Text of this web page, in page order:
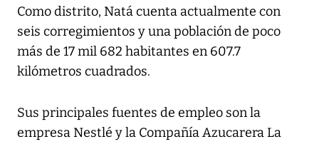
Como distrito, Natá cuenta actualmente con
seis corregimientos y una población de poco
más de 17 mil 682 habitantes en 607.7
kilómetros cuadrados.
Sus principales fuentes de empleo son la
empresa Nestlé y la Compañía Azucarera La